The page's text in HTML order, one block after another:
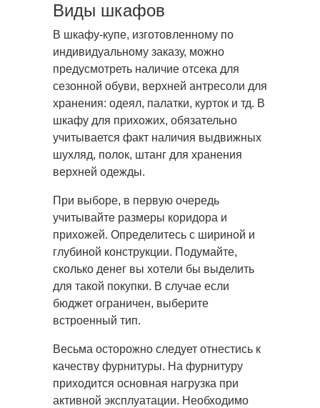
Виды шкафов
В шкафу-купе, изготовленному по
индивидуальному заказу, можно
предусмотреть наличие отсека для
сезонной обуви, верхней антресоли для
хранения: одеял, палатки, курток и тд. В
шкафу для прихожих, обязательно
учитывается факт наличия выдвижных
шухляд, полок, штанг для хранения
верхней одежды.
При выборе, в первую очередь
учитывайте размеры коридора и
прихожей. Определитесь с шириной и
глубиной конструкции. Подумайте,
сколько денег вы хотели бы выделить
для такой покупки. В случае если
бюджет ограничен, выберите
встроенный тип.
Весьма осторожно следует отнестись к
качеству фурнитуры. На фурнитуру
приходится основная нагрузка при
активной эксплуатации. Необходимо